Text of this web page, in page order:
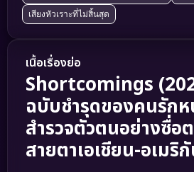
เสียงหัวเราะที่ไม่สิ้นสุด
เนื้อเรื่องย่อ
Shortcomings
ฉบับชำรุดของคนรักห
สำรวจตัวตนอย่างซื่อ
สายตาเอเชียน-อเมริ